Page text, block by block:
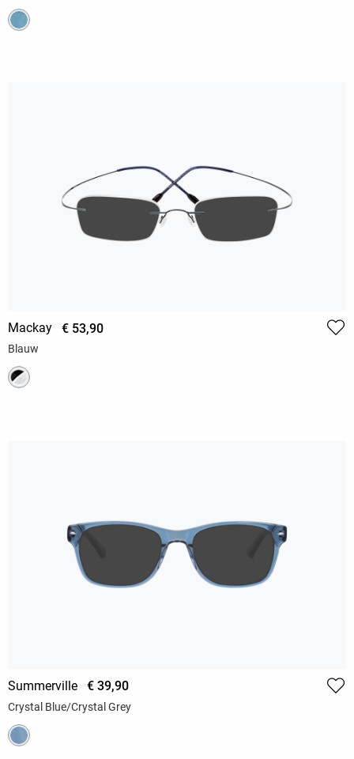
Mackay € 53,90
Blauw
Summerville € 39,90
Crystal Blue/Crystal Grey